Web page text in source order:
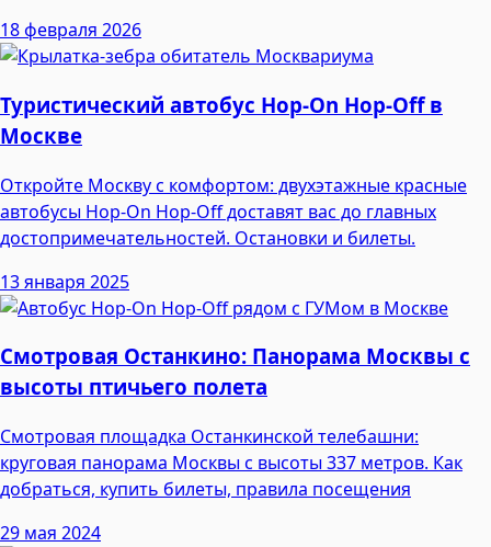
18 февраля 2026
Туристический автобус Hop-On Hop-Off в
Москве
Откройте Москву с комфортом: двухэтажные красные
автобусы Hop-On Hop-Off доставят вас до главных
достопримечательностей. Остановки и билеты.
13 января 2025
Смотровая Останкино: Панорама Москвы с
высоты птичьего полета
Смотровая площадка Останкинской телебашни:
круговая панорама Москвы с высоты 337 метров. Как
добраться, купить билеты, правила посещения
29 мая 2024